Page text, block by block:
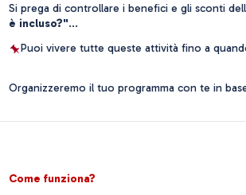
Si prega di controllare i benefici e gli sconti
è incluso?"...
Puoi vivere tutte queste attività fino a
Organizzeremo il tuo programma con te in
Come funziona?